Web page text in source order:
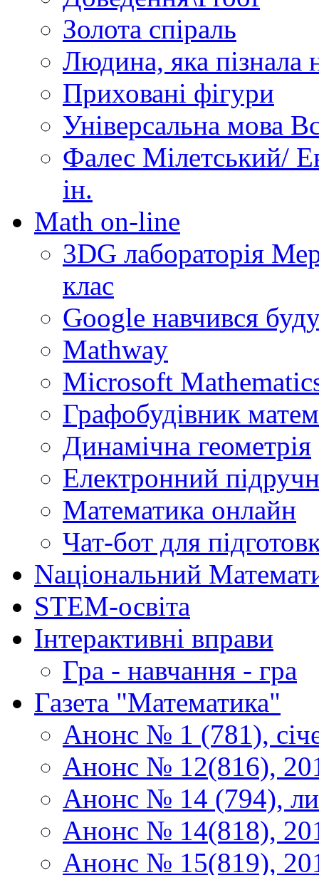
Золота спіраль
Людина, яка пізнала
Приховані фігури
Універсальна мова
Фалес Мілетський/
ін.
Math on-line
3DG лабораторія
клас
Google навчився
Mathway
Microsoft
Графобудівник
Динамічна геометрія
Електронний
Математика онлайн
Чат-бот для
Naціональний
STEM-освіта
Інтерактивні вправи
Гра - навчання - гра
Газета "Математика"
Анонс № 1 (781),
Анонс № 12(816),
Анонс № 14 (794),
Анонс № 14(818),
Анонс № 15(819),